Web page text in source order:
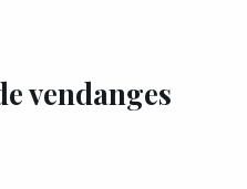
vendanges